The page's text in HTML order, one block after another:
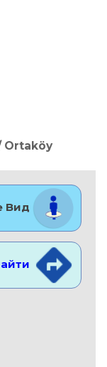
Ortaköy
Вид